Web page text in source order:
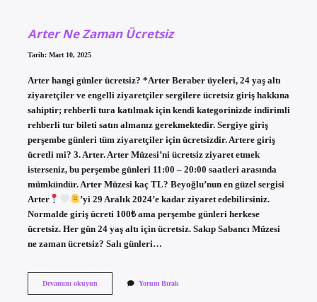
Arter Ne Zaman Ücretsiz
Tarih: Mart 10, 2025
Arter hangi günler ücretsiz? *Arter Beraber üyeleri, 24 yaş altı
ziyaretçiler ve engelli ziyaretçiler sergilere ücretsiz giriş hakkına
sahiptir; rehberli tura katılmak için kendi kategorinizde indirimli
rehberli tur bileti satın almanız gerekmektedir. Sergiye giriş
perşembe günleri tüm ziyaretçiler için ücretsizdir. Artere giriş
ücretli mi? 3. Arter. Arter Müzesi’ni ücretsiz ziyaret etmek
isterseniz, bu perşembe günleri 11:00 – 20:00 saatleri arasında
mümkündür. Arter Müzesi kaç TL? Beyoğlu’nun en güzel sergisi
Arter
’yi 29 Aralık 2024’e kadar ziyaret edebilirsiniz.
Normalde giriş ücreti 100₺ ama perşembe günleri herkese
ücretsiz. Her gün 24 yaş altı için ücretsiz. Sakıp Sabancı Müzesi
ne zaman ücretsiz? Salı günleri…
Devamını okuyunArter
Yorum Bırak